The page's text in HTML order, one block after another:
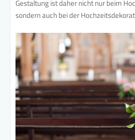
Gestaltung ist daher nicht nur beim
sondern auch bei der